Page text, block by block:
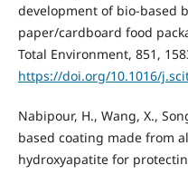
development of bio-based
paper/cardboard food
Total Environment, 851,
https://doi.org/10.1016/
Nabipour, H., Wang, X.,
based coating made from
hydroxyapatite for